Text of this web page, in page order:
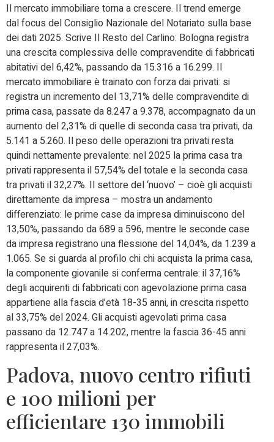
Il mercato immobiliare torna a crescere. Il trend emerge
dal focus del Consiglio Nazionale del Notariato sulla base
dei dati 2025. Scrive Il Resto del Carlino: Bologna registra
una crescita complessiva delle compravendite di fabbricati
abitativi del 6,42%, passando da 15.316 a 16.299. Il
mercato immobiliare è trainato con forza dai privati: si
registra un incremento del 13,71% delle compravendite di
prima casa, passate da 8.247 a 9.378, accompagnato da un
aumento del 2,31% di quelle di seconda casa tra privati, da
5.141 a 5.260. Il peso delle operazioni tra privati resta
quindi nettamente prevalente: nel 2025 la prima casa tra
privati rappresenta il 57,54% del totale e la seconda casa
tra privati il 32,27%. Il settore del ‘nuovo’ – cioè gli acquisti
direttamente da impresa – mostra un andamento
differenziato: le prime case da impresa diminuiscono del
13,50%, passando da 689 a 596, mentre le seconde case
da impresa registrano una flessione del 14,04%, da 1.239 a
1.065. Se si guarda al profilo chi chi acquista la prima casa,
la componente giovanile si conferma centrale: il 37,16%
degli acquirenti di fabbricati con agevolazione prima casa
appartiene alla fascia d’età 18-35 anni, in crescita rispetto
al 33,75% del 2024. Gli acquisti agevolati prima casa
passano da 12.747 a 14.202, mentre la fascia 36-45 anni
rappresenta il 27,03%.
Padova, nuovo centro rifiuti
e 100 milioni per
efficientare 130 immobili